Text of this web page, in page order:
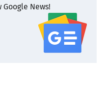
News!
serwisu